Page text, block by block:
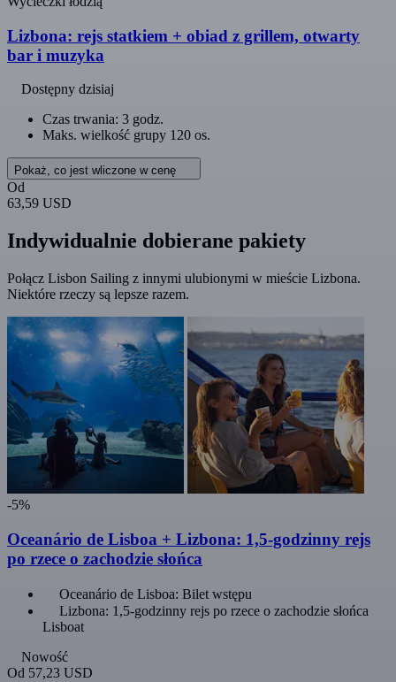
Lizbona: rejs statkiem + obiad z grillem, otwarty
bar i muzyka
Dostępny dzisiaj
Czas trwania: 3 godz.
Maks. wielkość grupy 120 os.
Pokaż, co jest wliczone w cenę
Od
63,59 USD
Indywidualnie dobierane pakiety
Połącz Lisbon Sailing z innymi ulubionymi w mieście Lizbona.
Niektóre rzeczy są lepsze razem.
-5%
Oceanário de Lisboa + Lizbona: 1,5-godzinny rejs
po rzece o zachodzie słońca
Oceanário de Lisboa: Bilet wstępu
Lizbona: 1,5-godzinny rejs po rzece o zachodzie słońca
Lisboat
Nowość
Od 57,23 USD